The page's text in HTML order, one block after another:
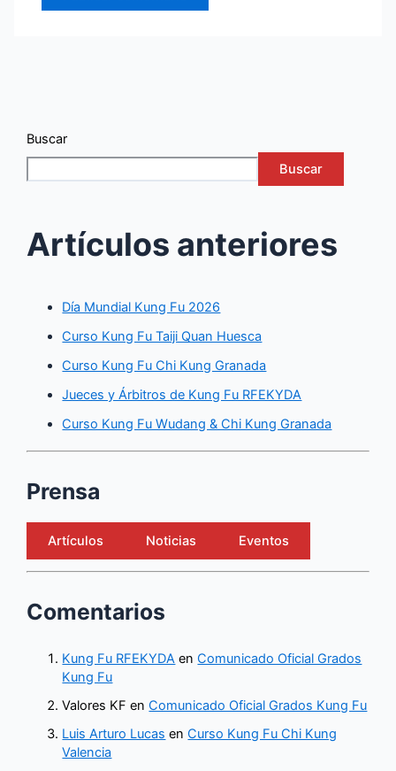
Buscar
Buscar
Artículos anteriores
Día Mundial Kung Fu 2026
Curso Kung Fu Taiji Quan Huesca
Curso Kung Fu Chi Kung Granada
Jueces y Árbitros de Kung Fu RFEKYDA
Curso Kung Fu Wudang & Chi Kung Granada
Prensa
Artículos Noticias Eventos
Comentarios
Kung Fu RFEKYDA enComunicado Oficial Grados
Kung Fu
Valores KF enComunicado Oficial Grados Kung Fu
Luis Arturo Lucas enCurso Kung Fu Chi Kung
Valencia